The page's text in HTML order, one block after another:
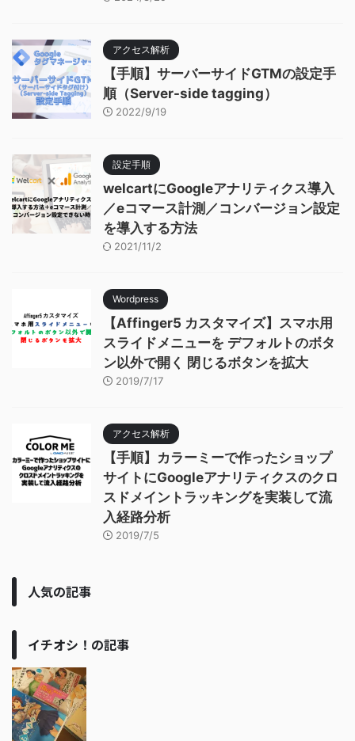
アクセス解析
【手順】サーバーサイドGTMの設定手
順（Server-side tagging）
2022/9/19
設定手順
welcartにGoogleアナリティクス導入
／eコマース計測／コンバージョン設定
を導入する方法
2021/11/2
Wordpress
【Affinger5 カスタマイズ】スマホ用
スライドメニューを デフォルトのボタ
ン以外で開く 閉じるボタンを拡大
2019/7/17
アクセス解析
【手順】カラーミーで作ったショップ
サイトにGoogleアナリティクスのクロ
スドメイントラッキングを実装して流
入経路分析
2019/7/5
人気の記事
イチオシ！の記事